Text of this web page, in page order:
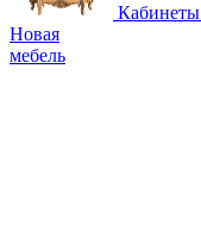
Кабинеты
Новая
мебель